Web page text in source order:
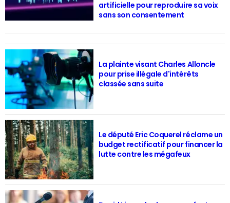
artificielle pour reproduire sa voix
sans son consentement
La plainte visant Charles Alloncle
pour prise illégale d'intérêts
classée sans suite
Le député Eric Coquerel réclame un
budget rectificatif pour financer la
lutte contre les mégafeux